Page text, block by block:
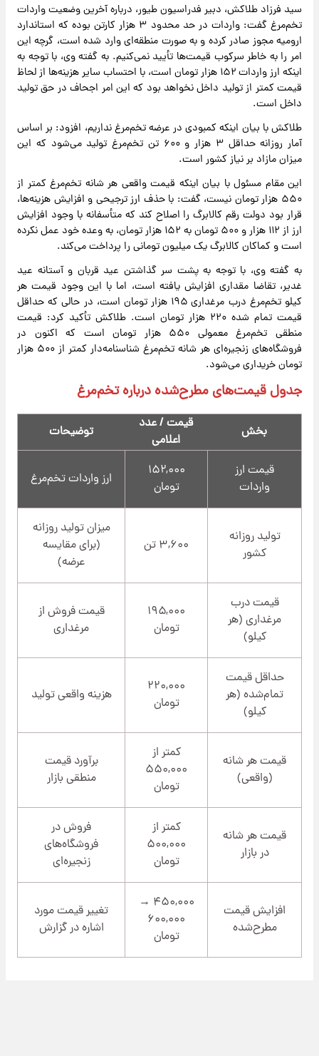
سید فرزاد طلاکش، دبیر فدراسیون طیور، درباره آخرین وضعیت واردات
تخم‌مرغ گفت: واردات در حد محدود ۳ هزار کارتن بوده که استاندارد
ارومیه مجوز صادر کرده و به صورت منطقه‌ای وارد شده است، گرچه این
امر را به خاطر سرکوب قیمت‌ها تأیید نمی‌کنیم. به گفته وی، با توجه به
اینکه ارز واردات ۱۵۲ هزار تومان است، با احتساب سایر هزینه‌ها از لحاظ
قیمت کمتر از تولید داخل نخواهد بود که این امر اجحاف در حق تولید
داخل است.
طلاکش با بیان اینکه کمبودی در عرضه تخم‌مرغ نداریم، افزود: بر اساس
آمار روزانه حداقل ۳ هزار و ۶۰۰ تن تخم‌مرغ تولید می‌شود که این
میزان مازاد بر نیاز کشور است.
این مقام مسئول با بیان اینکه قیمت واقعی هر شانه تخم‌مرغ کمتر از
۵۵۰ هزار تومان نیست، گفت: با حذف ارز ترجیحی و افزایش هزینه‌ها،
قرار بود دولت رقم کالابرگ را اصلاح کند که متأسفانه با وجود افزایش
ارز از ۱۱۲ هزار و ۵۰۰ تومان به ۱۵۲ هزار تومان، به وعده خود عمل نکرده
است و کماکان کالابرگ یک میلیون تومانی را پرداخت می‌کند.
به گفته وی، با توجه به پشت سر گذاشتن عید قربان و آستانه عید
غدیر، تقاضا مقداری افزایش یافته است، اما با این وجود قیمت هر
کیلو تخم‌مرغ درب مرغداری ۱۹۵ هزار تومان است، در حالی که حداقل
قیمت تمام شده ۲۲۰ هزار تومان است. طلاکش تأکید کرد: قیمت
منطقی تخم‌مرغ معمولی ۵۵۰ هزار تومان است که اکنون در
فروشگاه‌های زنجیره‌ای هر شانه تخم‌مرغ شناسنامه‌دار کمتر از ۵۰۰ هزار
تومان خریداری می‌شود.
جدول قیمت‌های مطرح‌شده درباره تخم‌مرغ
بخش
قیمت / عدد
اعلامی
توضیحات
قیمت ارز
واردات
۱۵۲,۰۰۰
تومان
ارز واردات تخم‌مرغ
تولید روزانه
کشور
۳,۶۰۰ تن
میزان تولید روزانه
(برای مقایسه
عرضه)
قیمت درب
مرغداری (هر
کیلو)
۱۹۵,۰۰۰
تومان
قیمت فروش از
مرغداری
حداقل قیمت
تمام‌شده (هر
کیلو)
۲۲۰,۰۰۰
تومان
هزینه واقعی تولید
قیمت هر شانه
(واقعی)
کمتر از
۵۵۰,۰۰۰
تومان
برآورد قیمت
منطقی بازار
قیمت هر شانه
در بازار
کمتر از
۵۰۰,۰۰۰
تومان
فروش در
فروشگاه‌های
زنجیره‌ای
افزایش قیمت
مطرح‌شده
۴۵۰,۰۰۰ →
۶۰۰,۰۰۰
تومان
تغییر قیمت مورد
اشاره در گزارش